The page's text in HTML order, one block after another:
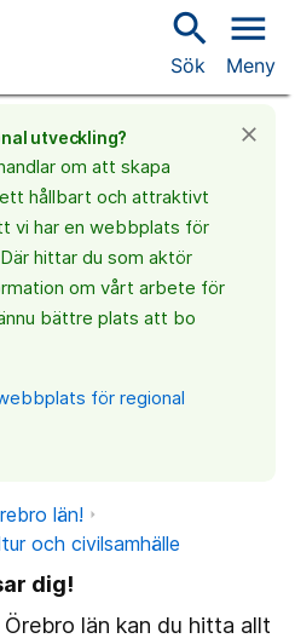
search
Sök
menu
Meny
utveckling?
om att skapa
hållbart och attraktivt
vi har en webbplats för
hittar du som aktör
om vårt arbete för
bättre plats att bo
för regional
close
län!
och civilsamhälle
dig!
län kan du hitta allt